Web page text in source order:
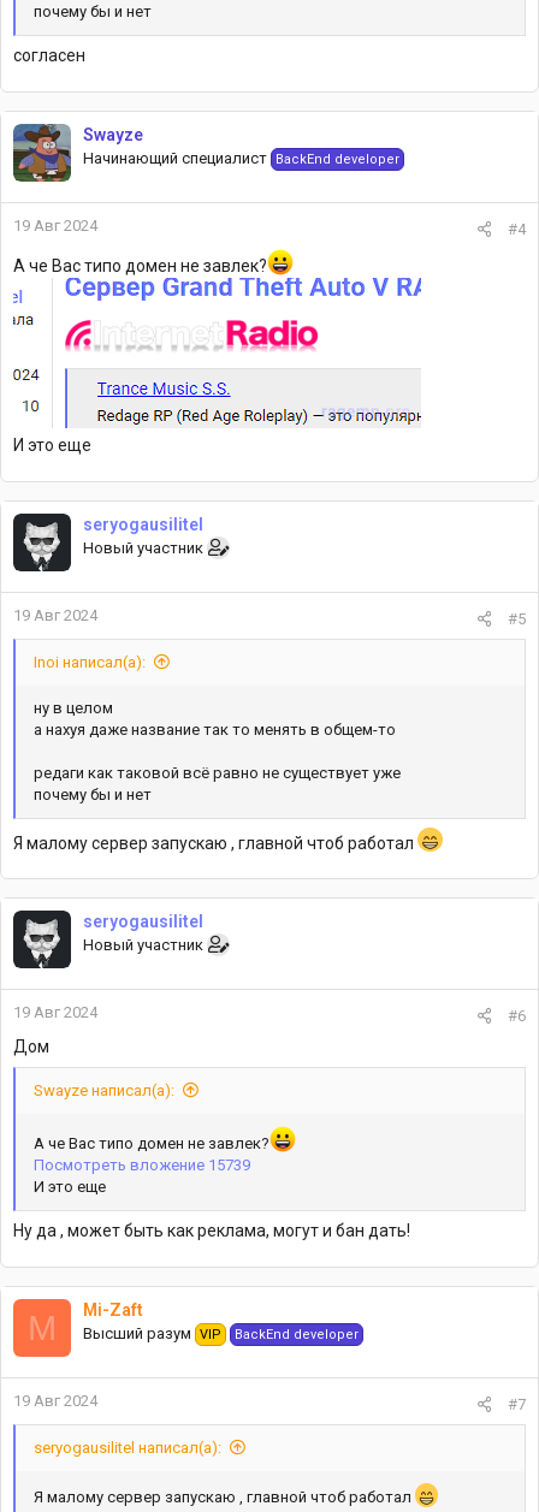
почему бы и нет
согласен
Swayze
Начинающий специалист BackEnd developer
19 Авг 2024 #4
А че Вас типо домен не завлек?
И это еще
seryogausilitel
Новый участник
19 Авг 2024 #5
Inoi написал(а):
ну в целом
а нахуя даже название так то менять в общем-то
редаги как таковой всё равно не существует уже
почему бы и нет
Я малому сервер запускаю , главной чтоб работал
seryogausilitel
Новый участник
19 Авг 2024 #6
Дом
Swayze написал(а):
А че Вас типо домен не завлек?
Посмотреть вложение 15739
И это еще
Ну да , может быть как реклама, могут и бан дать!
M Mi-Zaft
Высший разум VIP BackEnd developer
19 Авг 2024 #7
seryogausilitel написал(а):
Я малому сервер запускаю , главной чтоб работал